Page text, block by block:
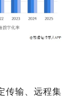
传输、远程集